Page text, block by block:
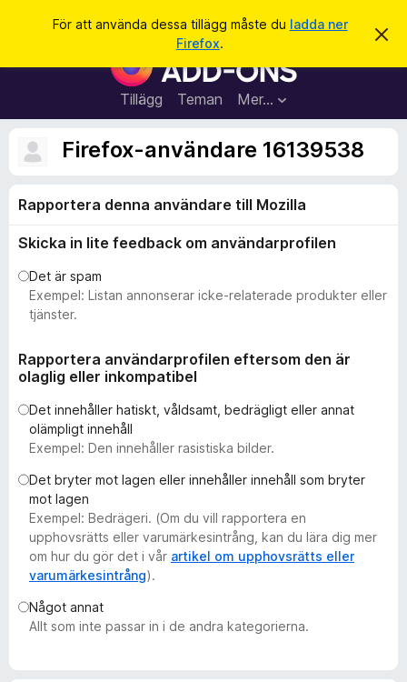
För att använda dessa tillägg måste du ladda ner
Firefox.
A
d
n
W
e
b
b
ä
a
t
l
g
r
i
r
e
f
Tillägg Teman Mer…
Logga in
k
Firefox-användare 16139538
Rapportera denna användare till Mozilla
Skicka in lite feedback om användarprofilen
Det är spam
Exempel: Listan annonserar icke-relaterade produkter eller
tjänster.
Rapportera användarprofilen eftersom den är
olaglig eller inkompatibel
Det innehåller hatiskt, våldsamt, bedrägligt eller annat
olämpligt innehåll
Exempel: Den innehåller rasistiska bilder.
Det bryter mot lagen eller innehåller innehåll som bryter
mot lagen
Exempel: Bedrägeri. (Om du vill rapportera en
upphovsrätts eller varumärkesintrång, kan du lära dig mer
om hur du gör det i vår artikel om upphovsrätts eller
varumärkesintrång).
Något annat
Allt som inte passar in i de andra kategorierna.